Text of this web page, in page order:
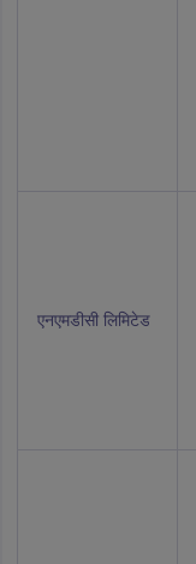
एनएमडीसी लिमिटेड